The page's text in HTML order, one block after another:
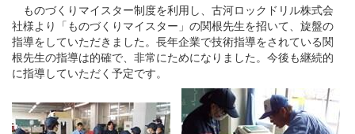
ものづくりマイスター制度を利用し、古河ロックドリル株式会
社様より「ものづくりマイスター」の関根先生を招いて、旋盤の
指導をしていただきました。長年企業で技術指導をされている関
根先生の指導は的確で、非常にためになりました。今後も継続的
に指導していただく予定です。